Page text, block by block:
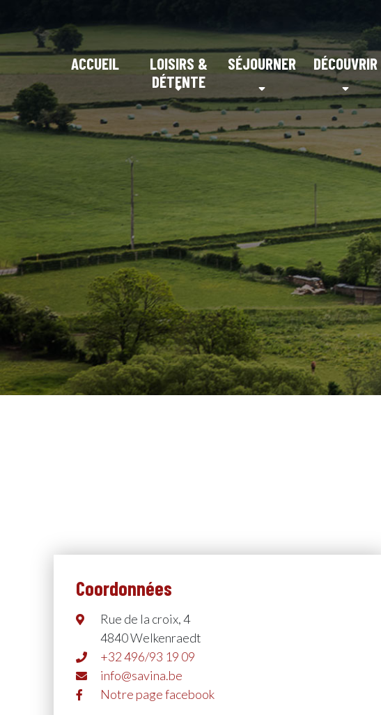
ACCUEIL
LOISIRS &
DÉTENTE
SÉJOURNER DÉCOUVRIR
Coordonnées
Rue de la croix, 4
4840 Welkenraedt
+32 496/93 19 09
info@savina.be
Notre page facebook